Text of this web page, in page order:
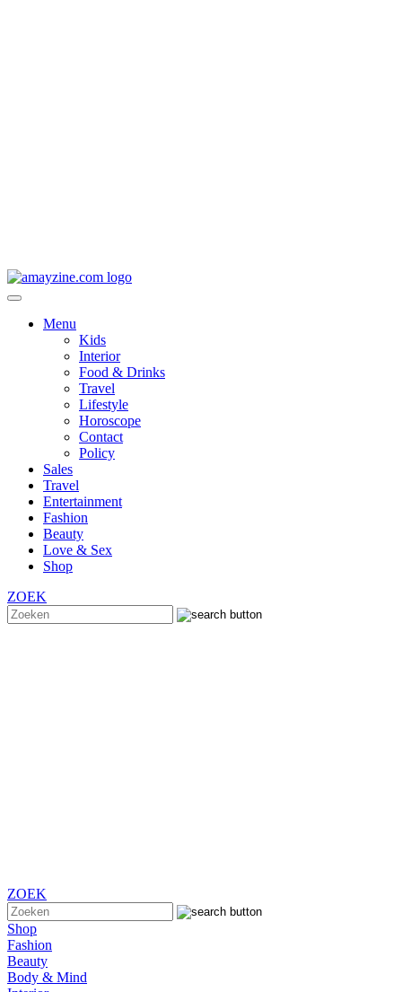
Menu
Kids
Interior
Food & Drinks
Travel
Lifestyle
Horoscope
Contact
Policy
Sales
Travel
Entertainment
Fashion
Beauty
Love & Sex
Shop
ZOEK
ZOEK
Shop
Fashion
Beauty
Body & Mind